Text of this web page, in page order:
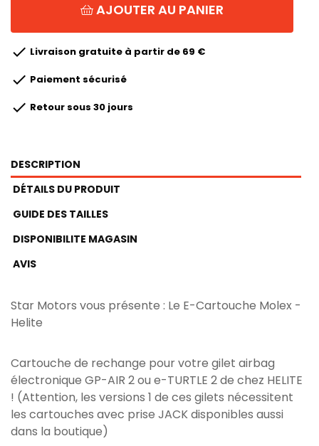
AJOUTER AU PANIER
 Livraison gratuite à partir de 69 €
 Paiement sécurisé
 Retour sous 30 jours
DESCRIPTION
DÉTAILS DU PRODUIT
GUIDE DES TAILLES
DISPONIBILITE MAGASIN
AVIS
Star Motors vous présente : Le E-Cartouche Molex -
Helite
Cartouche de rechange pour votre gilet airbag
électronique GP-AIR 2 ou e-TURTLE 2 de chez HELITE
! (Attention, les versions 1 de ces gilets nécessitent
les cartouches avec prise JACK disponibles aussi
dans la boutique)